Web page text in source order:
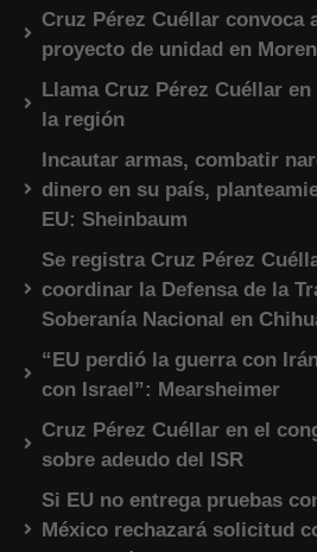
Cruz Pérez Cuéllar convoca
proyecto de unidad en
Llama Cruz Pérez Cuéllar
la región
Incautar armas, combatir
dinero en su país,
EU: Sheinbaum
Se registra Cruz Pérez
coordinar la Defensa de la
Soberanía Nacional en
“EU perdió la guerra con
con Israel”: Mearsheimer
Cruz Pérez Cuéllar en el
sobre adeudo del ISR
Si EU no entrega pruebas
México rechazará solicitud